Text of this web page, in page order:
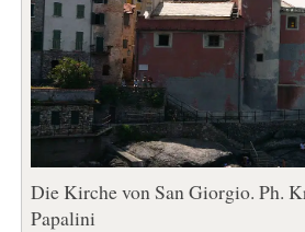
Die Kirche von San Giorgio. Ph.
Papalini